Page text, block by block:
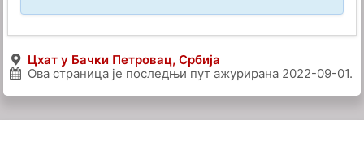
Цхат у Бачки Петровац, Србија
Ова страница је последњи пут ажурирана 2022-09-01.